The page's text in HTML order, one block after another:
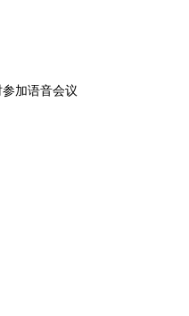
加语音会议